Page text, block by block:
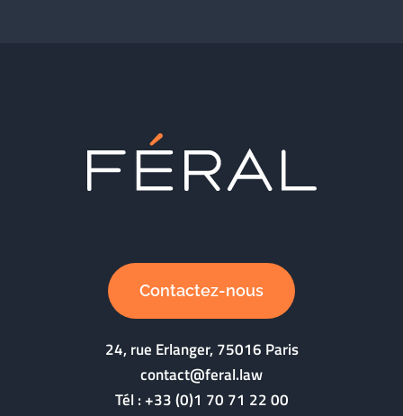
Contactez-nous
24, rue Erlanger, 75016 Paris
contact@feral.law
Tél :+33 (0)1 70 71 22 00